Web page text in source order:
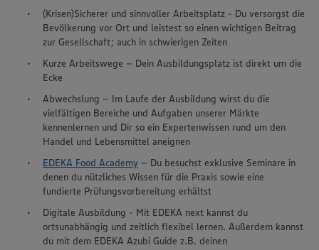
(Krisen)Sicherer und sinnvoller Arbeitsplatz - Du versorgst die
Bevölkerung vor Ort und leistest so einen wichtigen Beitrag
zur Gesellschaft; auch in schwierigen Zeiten
Kurze Arbeitswege – Dein Ausbildungsplatz ist direkt um die
Ecke
Abwechslung – Im Laufe der Ausbildung wirst du die
vielfältigen Bereiche und Aufgaben unserer Märkte
kennenlernen und Dir so ein Expertenwissen rund um den
Handel und Lebensmittel aneignen
EDEKA Food Academy – Du besuchst exklusive Seminare in
denen du nützliches Wissen für die Praxis sowie eine
fundierte Prüfungsvorbereitung erhältst
Digitale Ausbildung - Mit EDEKA next kannst du
ortsunabhängig und zeitlich flexibel lernen. Außerdem kannst
du mit dem EDEKA Azubi Guide z.B. deinen